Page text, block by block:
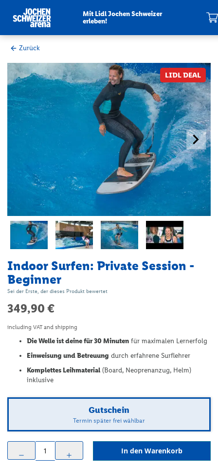
Mit Lidl Jochen Schweizer
erleben!
Mein
Zurück
Zum
Ende
der
Bildergalerie
springen
LIDL DEAL
Nächster
Anfang
der
Bildergalerie
Indoor Surfen: Private Session -
Beginner
Sei der Erste, der dieses Produkt bewertet
349,90 €
including VAT and shipping
Die Welle ist deine für 30 Minuten für maximalen Lernerfolg
Einweisung und Betreuung durch erfahrene Surflehrer
Komplettes Leihmaterial (Board, Neoprenanzug, Helm)
inklusive
Gutschein
Termin später frei wählbar
remove add In den Warenkorb